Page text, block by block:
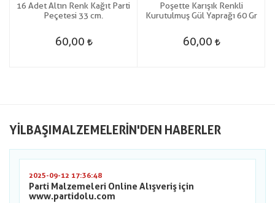
16 Adet Altın Renk Kağıt Parti
Peçetesi 33 cm.
60,00
Poşette Karışık Renkli
Kurutulmuş Gül Yaprağı 60 Gr
60,00
YILBAŞIMALZEMELERIN'DEN HABERLER
2025-09-12 17:36:48
Parti Malzemeleri Online Alışveriş için
www.partidolu.com